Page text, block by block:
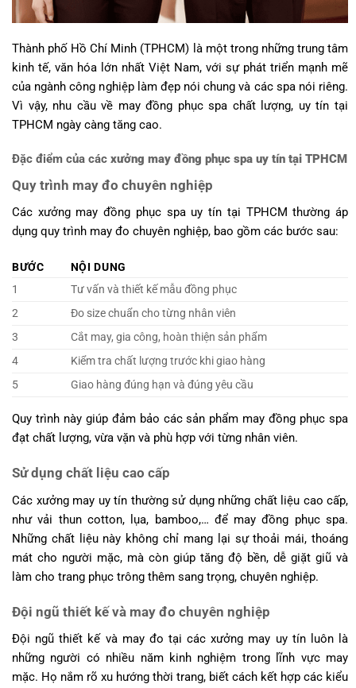
Thành phố Hồ Chí Minh (TPHCM) là một trong những trung tâm
kinh tế, văn hóa lớn nhất Việt Nam, với sự phát triển mạnh mẽ
của ngành công nghiệp làm đẹp nói chung và các spa nói riêng.
Vì vậy, nhu cầu về may đồng phục spa chất lượng, uy tín tại
TPHCM ngày càng tăng cao.
Đặc điểm của các xưởng may đồng phục spa uy tín tại TPHCM
Quy trình may đo chuyên nghiệp
Các xưởng may đồng phục spa uy tín tại TPHCM thường áp
dụng quy trình may đo chuyên nghiệp, bao gồm các bước sau:
BƯỚC
NỘI DUNG
1
Tư vấn và thiết kế mẫu đồng phục
2
Đo size chuẩn cho từng nhân viên
3
Cắt may, gia công, hoàn thiện sản phẩm
4
Kiểm tra chất lượng trước khi giao hàng
5
Giao hàng đúng hạn và đúng yêu cầu
Quy trình này giúp đảm bảo các sản phẩm may đồng phục spa
đạt chất lượng, vừa vặn và phù hợp với từng nhân viên.
Sử dụng chất liệu cao cấp
Các xưởng may uy tín thường sử dụng những chất liệu cao cấp,
như vải thun cotton, lụa, bamboo,… để may đồng phục spa.
Những chất liệu này không chỉ mang lại sự thoải mái, thoáng
mát cho người mặc, mà còn giúp tăng độ bền, dễ giặt giũ và
làm cho trang phục trông thêm sang trọng, chuyên nghiệp.
Đội ngũ thiết kế và may đo chuyên nghiệp
Đội ngũ thiết kế và may đo tại các xưởng may uy tín luôn là
những người có nhiều năm kinh nghiệm trong lĩnh vực may
mặc. Họ nắm rõ xu hướng thời trang, biết cách kết hợp các kiểu